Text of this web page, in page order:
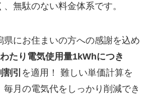
無駄のない料金体系です。
県にお住まいの方への感謝を込め
たり電気使用量1kWhにつき
引 を適用！ 難しい単価計算を
毎月の電気代をしっかり削減でき